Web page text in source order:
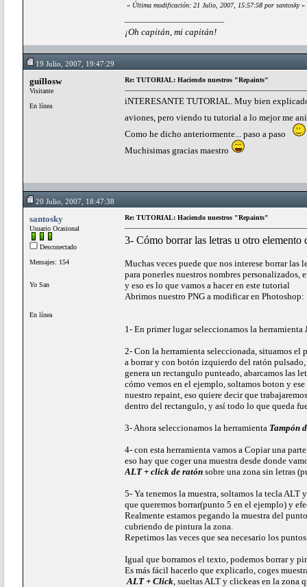
« Última modificación: 21 Julio, 2007, 15:57:58 por santosky»
¡Oh capitán, mi capitán!
19 Julio, 2007, 19:47:29
guillosw
Visitante
En línea
Re: TUTORIAL: Haciendo nuestros "Repaints"
iNTERESANTE TUTORIAL. Muy bien
aviones, pero viendo tu tutorial a lo mejor me
Como he dicho anteriormente... paso a paso
Muchisimas gracias maestro
20 Julio, 2007, 18:47:38
santosky
Usuario Ocasional
Desconectado
Mensajes: 154
Yo San
En línea
Re: TUTORIAL: Haciendo nuestros "Repaints"
3- Cómo borrar las letras u otro elemento
Muchas veces puede que nos interese borrar las
para ponerles nuestros nombres personalizados,
y eso es lo que vamos a hacer en este tutorial
Abrimos nuestro PNG a modificar en Photoshop:
1- En primer lugar seleccionamos la herramienta
2- Con la herramienta seleccionada, situamos el
a borrar y con botón izquierdo del ratón pulsado,
genera un rectangulo punteado, abarcamos las
cómo vemos en el ejemplo, soltamos boton y
nuestro repaint, eso quiere decir que
dentro del rectangulo, y así todo lo que queda
3- Ahora seleccionamos la herramienta Tampón
4- con esta herramienta vamos a Copiar una
eso hay que coger una muestra desde donde
ALT + click de ratón sobre una zona sin letras
5- Ya tenemos la muestra, soltamos la tecla ALT
que queremos borrar(punto 5 en el ejemplo) y
Realmente estamos pegando la muestra del
cubriendo de pintura la zona.
Repetimos las veces que sea necesario los
Igual que borramos el texto, podemos borrar y
Es más fácil hacerlo que explicarlo, coges
ALT + Click , sueltas ALT y clickeas en la zona